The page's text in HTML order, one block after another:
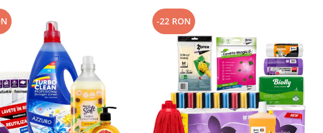
-22 RON